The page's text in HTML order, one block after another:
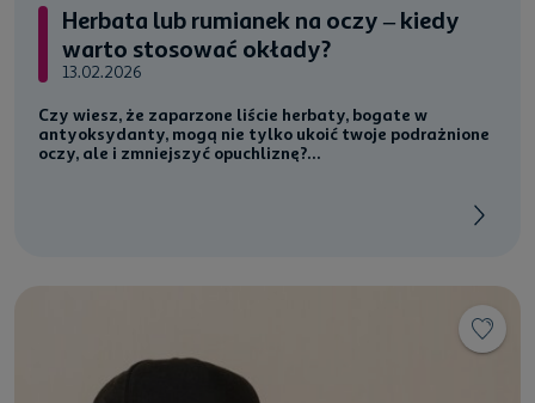
Herbata lub rumianek na oczy – kiedy
warto stosować okłady?
13.02.2026
Czy wiesz, że zaparzone liście herbaty, bogate w
antyoksydanty, mogą nie tylko ukoić twoje podrażnione
oczy, ale i zmniejszyć opuchliznę?...